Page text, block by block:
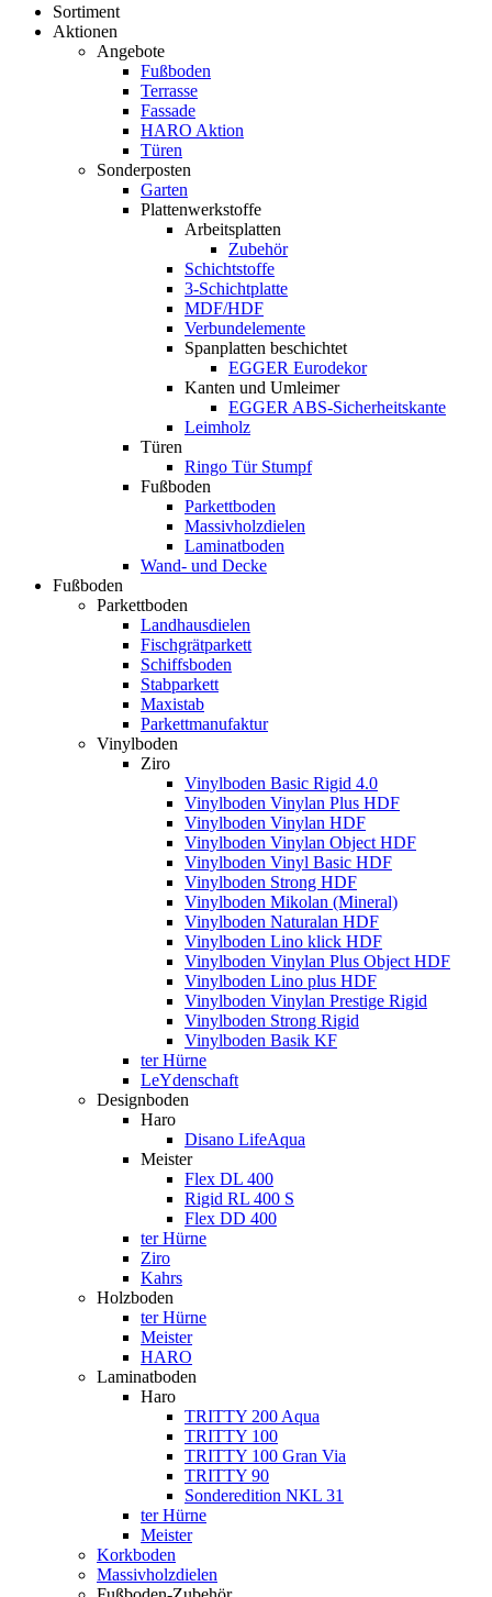
Sortiment
Aktionen
Angebote
Fußboden
Terrasse
Fassade
HARO Aktion
Türen
Sonderposten
Garten
Plattenwerkstoffe
Arbeitsplatten
Zubehör
Schichtstoffe
3-Schichtplatte
MDF/HDF
Verbundelemente
Spanplatten beschichtet
EGGER Eurodekor
Kanten und Umleimer
EGGER ABS-Sicherheitskante
Leimholz
Türen
Ringo Tür Stumpf
Fußboden
Parkettboden
Massivholzdielen
Laminatboden
Wand- und Decke
Fußboden
Parkettboden
Landhausdielen
Fischgrätparkett
Schiffsboden
Stabparkett
Maxistab
Parkettmanufaktur
Vinylboden
Ziro
Vinylboden Basic Rigid 4.0
Vinylboden Vinylan Plus HDF
Vinylboden Vinylan HDF
Vinylboden Vinylan Object HDF
Vinylboden Vinyl Basic HDF
Vinylboden Strong HDF
Vinylboden Mikolan (Mineral)
Vinylboden Naturalan HDF
Vinylboden Lino klick HDF
Vinylboden Vinylan Plus Object HDF
Vinylboden Lino plus HDF
Vinylboden Vinylan Prestige Rigid
Vinylboden Strong Rigid
Vinylboden Basik KF
ter Hürne
LeYdenschaft
Designboden
Haro
Disano LifeAqua
Meister
Flex DL 400
Rigid RL 400 S
Flex DD 400
ter Hürne
Ziro
Kahrs
Holzboden
ter Hürne
Meister
HARO
Laminatboden
Haro
TRITTY 200 Aqua
TRITTY 100
TRITTY 100 Gran Via
TRITTY 90
Sonderedition NKL 31
ter Hürne
Meister
Korkboden
Massivholzdielen